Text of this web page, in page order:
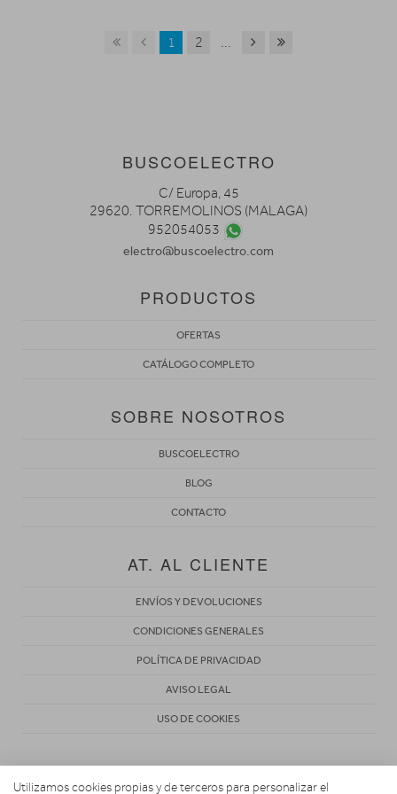
1 2 ...
BUSCOELECTRO
C/ Europa, 45
29620. TORREMOLINOS (MALAGA)
952054053
electro@buscoelectro.com
PRODUCTOS
OFERTAS
CATÁLOGO COMPLETO
SOBRE NOSOTROS
BUSCOELECTRO
BLOG
CONTACTO
AT. AL CLIENTE
ENVÍOS Y DEVOLUCIONES
CONDICIONES GENERALES
POLÍTICA DE PRIVACIDAD
AVISO LEGAL
USO DE COOKIES
Utilizamos cookies propias y de terceros para personalizar el